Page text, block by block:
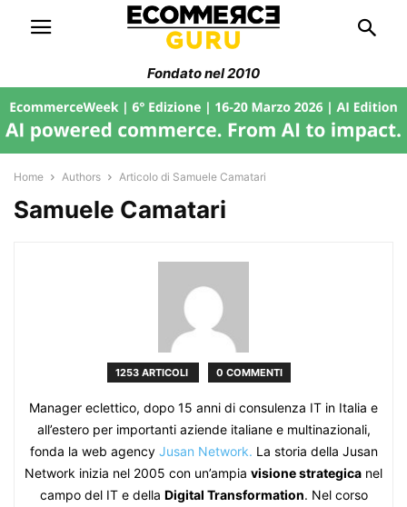
Fondato nel 2010
Home Authors Articolo di Samuele Camatari
Samuele Camatari
1253 ARTICOLI 0 COMMENTI
Manager eclettico, dopo 15 anni di consulenza IT in Italia e
all’estero per importanti aziende italiane e multinazionali,
fonda la web agency Jusan Network. La storia della Jusan
Network inizia nel 2005 con un’ampia visione strategica nel
campo del IT e della Digital Transformation. Nel corso